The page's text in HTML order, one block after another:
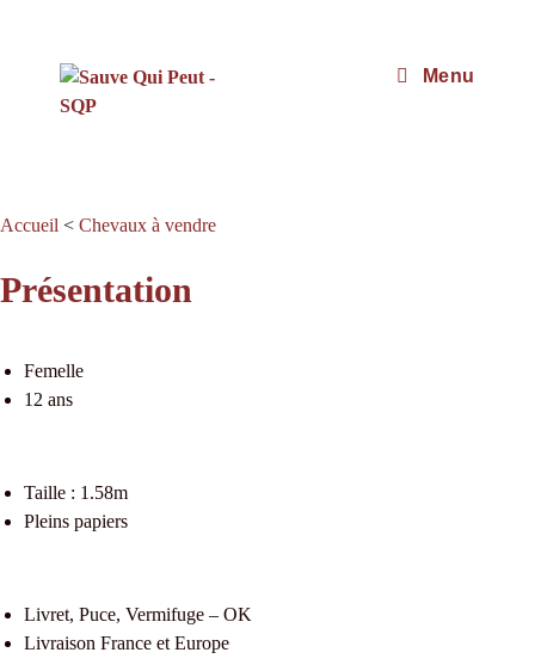
Menu
Accueil < Chevaux à vendre
Présentation
Femelle
12 ans
Taille : 1.58m
Pleins papiers
Livret, Puce, Vermifuge – OK
Livraison France et Europe